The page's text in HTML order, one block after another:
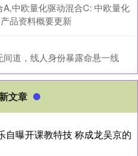
中欧量化驱动混合C: 中欧量化
品资料概要更新
道，线人身份暴露命悬一线
文章
自曝开课教特技 称成龙吴京的